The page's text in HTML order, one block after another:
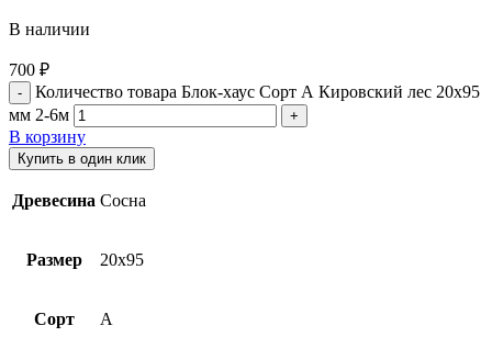
В наличии
700 ₽
Количество товара Блок-хаус Cорт А Кировский лес 20х95
мм 2-6м
В корзину
Купить в один клик
Древесина Сосна
Размер 20х95
Сорт A